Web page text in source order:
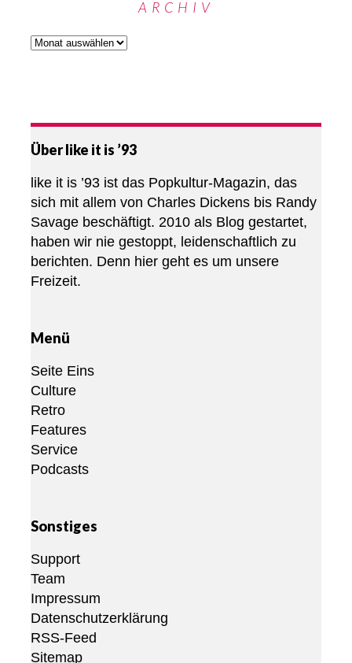
ARCHIV
Über like it is ’93
like it is ’93 ist das Popkultur-Magazin, das
sich mit allem von Charles Dickens bis Randy
Savage beschäftigt. 2010 als Blog gestartet,
haben wir nie gestoppt, leidenschaftlich zu
berichten. Denn hier geht es um unsere
Freizeit.
Menü
Seite Eins
Culture
Retro
Features
Service
Podcasts
Sonstiges
Support
Team
Impressum
Datenschutzerklärung
RSS-Feed
Sitemap